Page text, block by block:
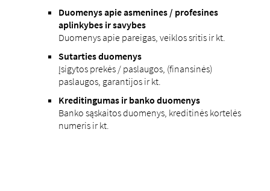
Duomenys apie asmenines / profesines
aplinkybes ir savybes
Duomenys apie pareigas, veiklos sritis ir kt.
Sutarties duomenys
Įsigytos prekės / paslaugos, (finansinės)
paslaugos, garantijos ir kt.
Kreditingumas ir banko duomenys
Banko sąskaitos duomenys, kreditinės kortelės
numeris ir kt.